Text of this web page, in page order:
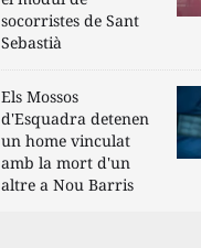
socorristes de Sant
Sebastià
Els Mossos
d'Esquadra detenen
un home vinculat
amb la mort d'un
altre a Nou Barris